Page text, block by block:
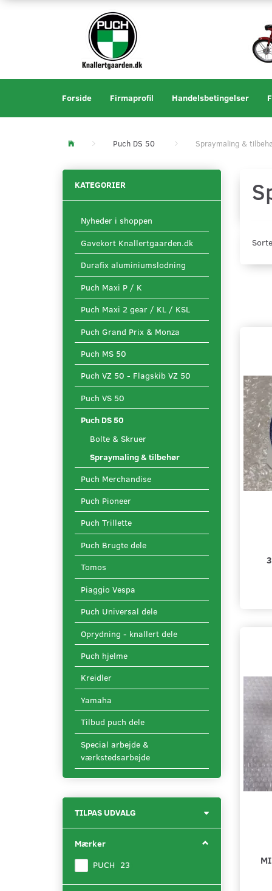
Forside Firmaprofil Handelsbetingelser
Puch DS 50 Spraymaling &
KATEGORIER
Nyheder i shoppen
Gavekort Knallertgaarden.dk
Durafix aluminiumslodning
Puch Maxi P / K
Puch Maxi 2 gear / KL / KSL
Puch Grand Prix & Monza
Puch MS 50
Puch VZ 50 - Flagskib VZ 50
Puch VS 50
Puch DS 50
Bolte & Skruer
Spraymaling & tilbehør
Puch Merchandise
Puch Pioneer
Puch Trillette
Puch Brugte dele
Tomos
Piaggio Vespa
Puch Universal dele
Oprydning - knallert dele
Puch hjelme
Kreidler
Yamaha
Tilbud puch dele
Special arbejde &
værkstedsarbejde
TILPAS UDVALG
Mærker
PUCH 23